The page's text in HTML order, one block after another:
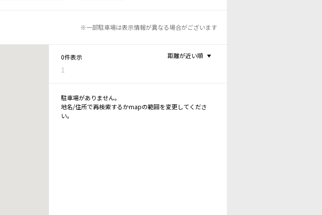
※一部駐車場は表示情報が異なる場合がございます
0件表示
1
距離が近い順
駐車場がありません。
地名/住所で再検索するかmapの範囲を変更してくださ
い。